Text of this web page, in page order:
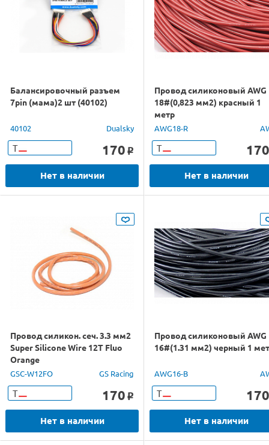
Балансировочный разъем
7pin (мама)2 шт (40102)
40102 Dualsky
Т 170 o
Нет в наличии
Провод силиконовый AWG
18#(0,823 мм2) красный 1
метр
AWG18-R
Т 170
Нет в наличии
Провод силикон. сеч. 3.3 мм2
Super Silicone Wire 12T Fluo
Orange
GSC-W12FO GS Racing
Т 170 o
Нет в наличии
Провод силиконовый AWG
16#(1.31 мм2) черный 1
AWG16-B
Т 170
Нет в наличии